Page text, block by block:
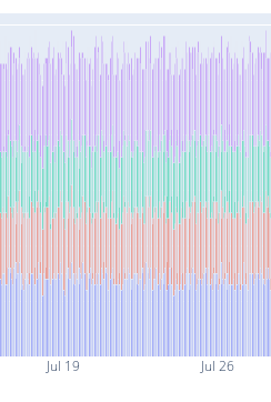
Jul 19 Jul 26